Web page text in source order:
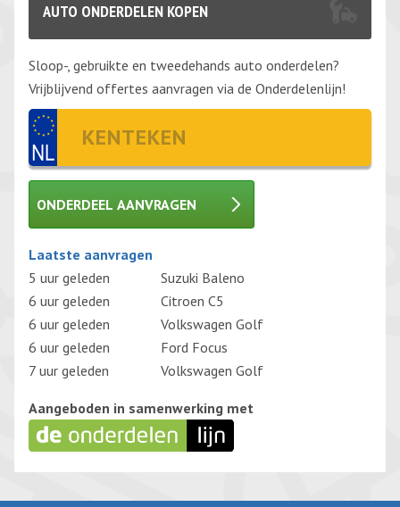
AUTO ONDERDELEN KOPEN
Sloop-, gebruikte en tweedehands auto onderdelen?
Vrijblijvend offertes aanvragen via de Onderdelenlijn!
ONDERDEEL AANVRAGEN
Gelieve dit veld leeg te laten.
Laatste aanvragen
5 uur geleden
Suzuki Baleno
6 uur geleden
Citroen C5
6 uur geleden
Volkswagen Golf
6 uur geleden
Ford Focus
7 uur geleden
Volkswagen Golf
Aangeboden in samenwerking met